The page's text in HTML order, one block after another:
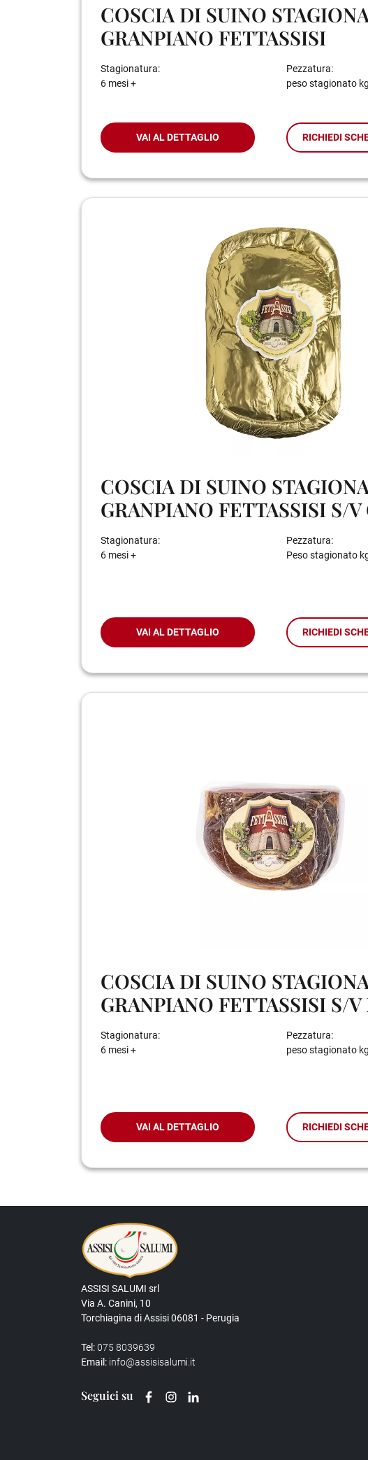
COSCIA DI SUINO
GRANPIANO FETTASSISI
Stagionatura:
6 mesi +
Pezzatura:
peso stagionato
VAI AL DETTAGLIO RICHIEDI
COSCIA DI SUINO
GRANPIANO FETTASSISI S/V
Stagionatura:
6 mesi +
Pezzatura:
Peso stagionato
VAI AL DETTAGLIO RICHIEDI
COSCIA DI SUINO
GRANPIANO FETTASSISI S/
Stagionatura:
6 mesi +
Pezzatura:
peso stagionato
VAI AL DETTAGLIO RICHIEDI
ASSISI SALUMI srl
Via A. Canini, 10
Torchiagina di Assisi 06081 - Perugia
Tel:075 8039639
Email: info@assisisalumi.it
Seguici su